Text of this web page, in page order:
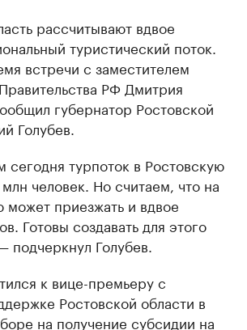
рассчитывают вдвое
туристический поток.
встречи с заместителем
РФ Дмитрия
губернатор Ростовской
Голубев.
турпоток в Ростовскую
человек. Но считаем, что на
приезжать и вдвое
Готовы создавать для этого
подчеркнул Голубев.
к вице-премьеру с
Ростовской области в
на получение субсидии на